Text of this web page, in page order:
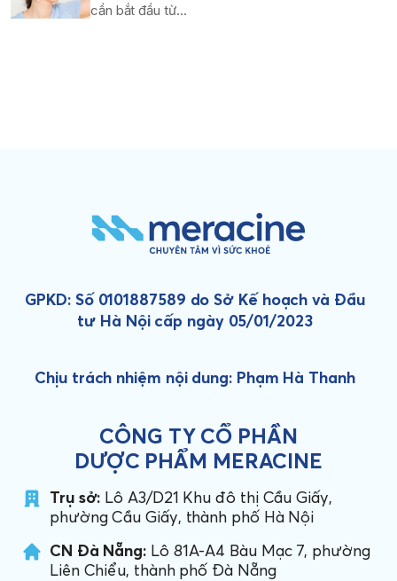
cần bắt đầu từ...
GPKD: Số 0101887589 do Sở Kế hoạch và Đầu
tư Hà Nội cấp ngày 05/01/2023
Chịu trách nhiệm nội dung: Phạm Hà Thanh
CÔNG TY CỔ PHẦN
DƯỢC PHẨM MERACINE
Trụ sở: Lô A3/D21 Khu đô thị Cầu Giấy,
phường Cầu Giấy, thành phố Hà Nội
CN Đà Nẵng: Lô 81A-A4 Bàu Mạc 7, phường
Liên Chiểu, thành phố Đà Nẵng